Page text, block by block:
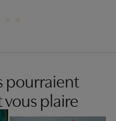
pourraient
plaire